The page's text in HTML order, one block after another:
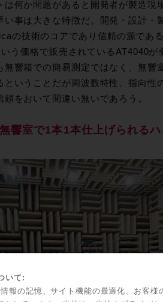
は何か問題があると開発者が製造現
い事は大きな特徴だ。開発・設計・
の技術のコアであり信頼の源である
う価格で販売されているAT4040が
響箱での簡易測定ではなく、無響
ということだが周波数特性、指向性
をおいて間違い無いであろう。
響室で1本1本仕上げられる
いて:
報の記憶、サイト機能の最適化、お客様